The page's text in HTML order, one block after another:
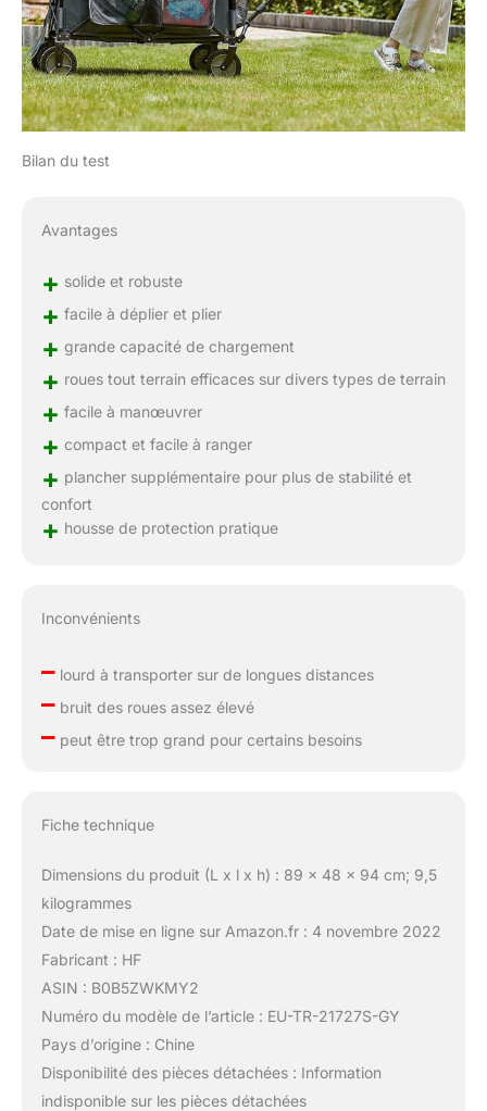
Bilan du test
Avantages
+ solide et robuste
+ facile à déplier et plier
+ grande capacité de chargement
+ roues tout terrain efficaces sur divers types de terrain
+ facile à manœuvrer
+ compact et facile à ranger
+ plancher supplémentaire pour plus de stabilité et
confort
+ housse de protection pratique
Inconvénients
–lourd à transporter sur de longues distances
–bruit des roues assez élevé
–peut être trop grand pour certains besoins
Fiche technique
Dimensions du produit (L x l x h) : 89 x 48 x 94 cm; 9,5
kilogrammes
Date de mise en ligne sur Amazon.fr : 4 novembre 2022
Fabricant : HF
ASIN : B0B5ZWKMY2
Numéro du modèle de l’article : EU-TR-21727S-GY
Pays d’origine : Chine
Disponibilité des pièces détachées : Information
indisponible sur les pièces détachées